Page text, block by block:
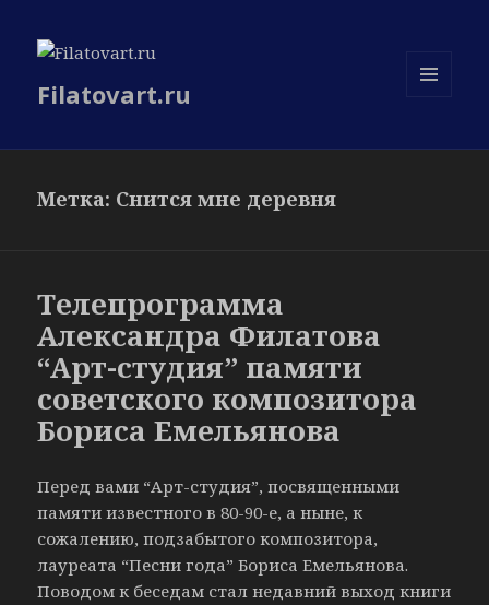
Filatovart.ru
Метка: Снится мне деревня
Телепрограмма
Александра Филатова
“Арт-студия” памяти
советского композитора
Бориса Емельянова
Перед вами “Арт-студия”, посвященными
памяти известного в 80-90-е, а ныне, к
сожалению, подзабытого композитора,
лауреата “Песни года” Бориса Емельянова.
Поводом к беседам стал недавний выход книги